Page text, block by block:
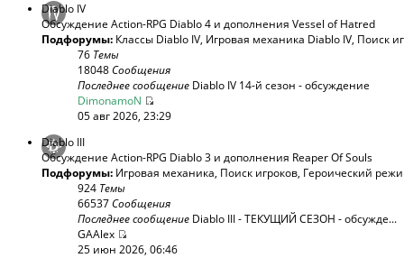
Diablo IV
Обсуждение Action-RPG Diablo 4 и дополнения Vessel of Hatred
Подфорумы: Классы Diablo IV, Игровая механика Diablo IV, Поиск
76 Темы
18048Сообщения
Последнее сообщение Diablo IV 14-й сезон - обсуждение
DimonamoN
05 авг 2026, 23:29
Diablo III
Обсуждение Action-RPG Diablo 3 и дополнения Reaper Of Souls
Подфорумы: Игровая механика, Поиск игроков, Героический
924 Темы
66537Сообщения
Последнее сообщение Diablo III - ТЕКУЩИЙ СЕЗОН - обсужде...
GAAlex
25 июн 2026, 06:46